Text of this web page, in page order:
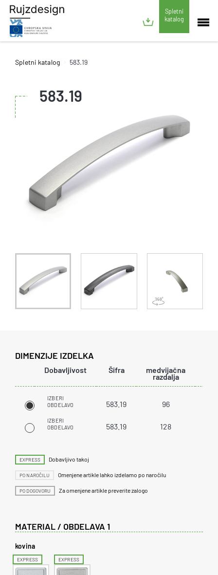
Spletni
katalog
Spletni katalog 583.19
583.19
DIMENZIJE IZDELKA
Dobavljivost Šifra medvijačna
razdalja
IZBERI
OBDELAVO
583.19 96
IZBERI
OBDELAVO
583.19 128
EXPRESS Dobavljivo takoj
PO NAROČILU Omenjene artikle lahko izdelamo po naročilu
PO DOGOVORU Za omenjene artikle preverite zalogo
MATERIAL / OBDELAVA 1
kovina
EXPRESS EXPRESS